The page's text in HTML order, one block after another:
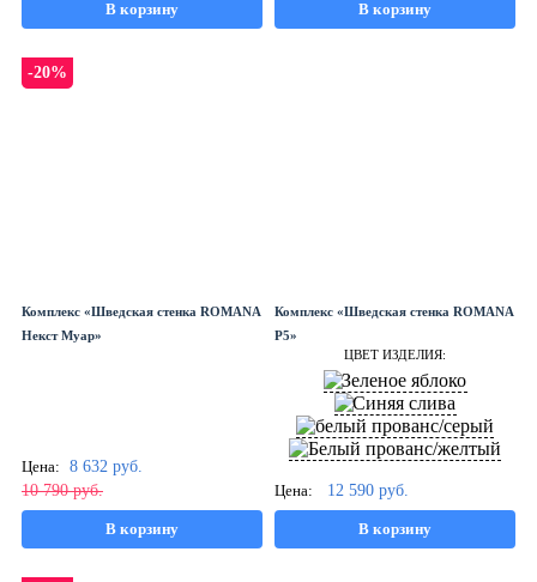
В корзину В корзину
-20%
Комплекс «Шведская стенка ROMANA
Некст Муар»
Цена: 8 632 руб.
10 790 руб.
В корзину
Комплекс «Шведская стенка ROMANA
Р5»
ЦВЕТ ИЗДЕЛИЯ:
Цена: 12 590 руб.
В корзину